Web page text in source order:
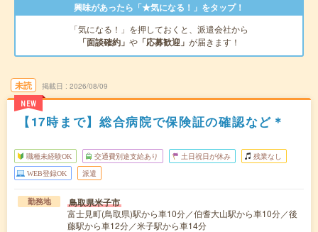
興味があったら「★気になる！」をタップ！
「気になる！」を押しておくと、派遣会社から
「面談確約」 や 「応募歓迎」 が届きます！
未読
NEW
掲載日 2026/08/09
【17時まで】総合病院で保険証の確認など＊
職種未経験OK 交通費別途支給あり 土日祝日が休み 残業なし
WEB登録OK 派遣
勤務地 鳥取県米子市
富士見町(鳥取県)駅から車10分／伯耆大山駅から車10分／後
藤駅から車12分／米子駅から車14分